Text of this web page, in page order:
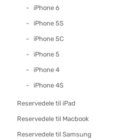
iPhone 6
iPhone 5S
iPhone 5C
iPhone 5
iPhone 4
iPhone 4S
Reservedele til iPad
Reservedele til Macbook
Reservedele til Samsung